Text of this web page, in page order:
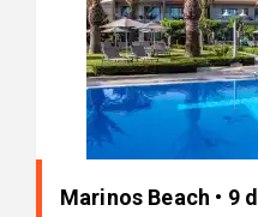
Marinos Beach • 9